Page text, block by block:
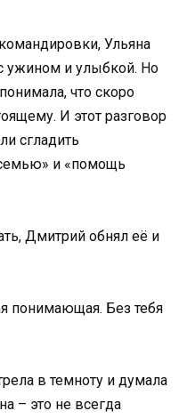
Ульяна
ужином и улыбкой. Но
что скоро
И этот разговор
сгладить
и «помощь
Дмитрий обнял её и
понимающая. Без тебя
в темноту и думала
– это не всегда